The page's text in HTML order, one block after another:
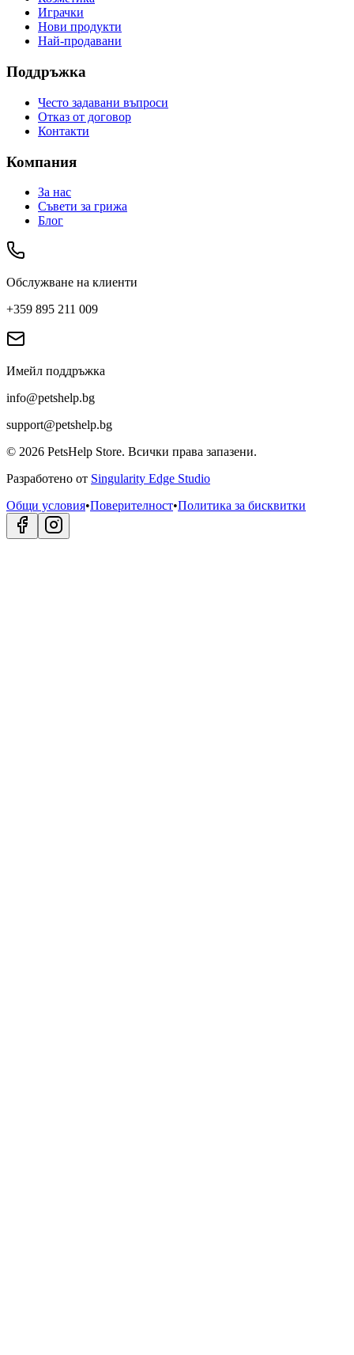
Играчки
Нови продукти
Най-продавани
Поддръжка
Често задавани въпроси
Отказ от договор
Контакти
Компания
За нас
Съвети за грижа
Блог
Обслужване на клиенти
+359 895 211 009
Имейл поддръжка
info@petshelp.bg
support@petshelp.bg
© 2026 PetsHelp Store. Всички права запазени.
Разработено от Singularity Edge Studio
Общи условия•Поверителност•Политика за бисквитки